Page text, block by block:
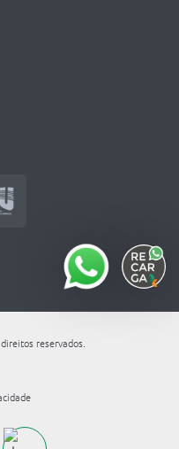
reservados.